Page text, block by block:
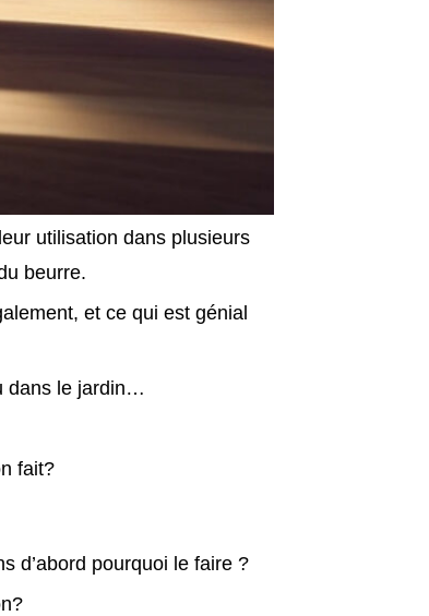
utilisation dans plusieurs
beurre.
et ce qui est génial
dans le jardin…
fait?
d’abord pourquoi le faire ?